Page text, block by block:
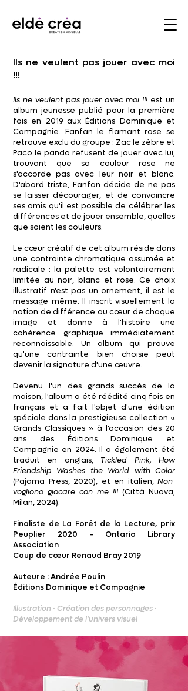
Ils ne veulent pas jouer avec moi
!!!
Ils ne veulent pas jouer avec moi !!! est un
album jeunesse publié pour la première
fois en 2019 aux Éditions Dominique et
Compagnie. Fanfan le flamant rose se
retrouve exclu du groupe : Zac le zèbre et
Paco le panda refusent de jouer avec lui,
trouvant que sa couleur rose ne
s'accorde pas avec leur noir et blanc.
D'abord triste, Fanfan décide de ne pas
se laisser décourager, et de convaincre
ses amis qu'il est possible de célébrer les
différences et de jouer ensemble, quelles
que soient les couleurs.
Le cœur créatif de cet album réside dans
une contrainte chromatique assumée et
radicale : la palette est volontairement
limitée au noir, blanc et rose. Ce choix
illustratif n'est pas un ornement, il est le
message même. Il inscrit visuellement la
notion de différence au cœur de chaque
image et donne à l'histoire une
cohérence graphique immédiatement
reconnaissable. Un album qui prouve
qu'une contrainte bien choisie peut
devenir la signature d'une œuvre.
Devenu l'un des grands succès de la
maison, l'album a été réédité cinq fois en
français et a fait l'objet d'une édition
spéciale dans la prestigieuse collection «
Grands Classiques » à l'occasion des 20
ans des Éditions Dominique et
Compagnie en 2024. Il a également été
traduit en anglais, Tickled Pink, How
Friendship Washes the World with Color
(Pajama Press, 2020), et en italien,Non
vogliono giocare con me !!! (Città Nuova,
Milan, 2024).
Finaliste de La Forêt de la Lecture, prix
Peuplier 2020 - Ontario Library
Association
Coup de cœur Renaud Bray 2019
Auteure : Andrée Poulin
Éditions Dominique et Compagnie
Illustration · Création des personnages ·
Développement de l'univers visuel